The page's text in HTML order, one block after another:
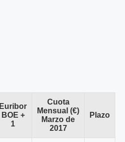
Euribor
BOE +
1
Cuota
Mensual (€)
Marzo de
2017
Plazo